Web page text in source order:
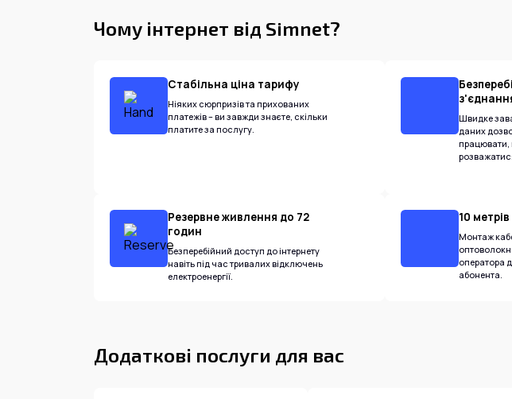
Чому інтернет від Simnet?
Стабільна ціна тарифу
Ніяких сюрпризів та прихованих
платежів – ви завжди знаєте, скільки
платите за послугу.
Швидке
даних
працювати,
Резервне живлення до 72
годин
Безперебійний доступ до інтернету
навіть під час тривалих відключень
електроенергії.
10
Монтаж
оператора
абонента.
Додаткові послуги для вас